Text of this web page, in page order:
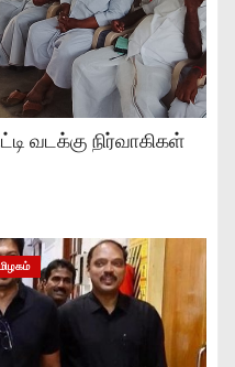
வடக்கு நிர்வாகிகள்